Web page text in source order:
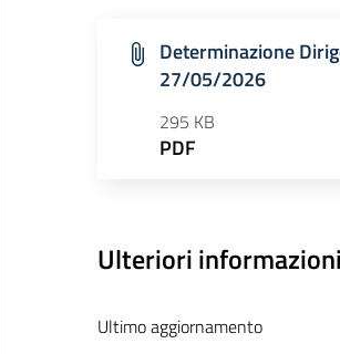
Determinazione
27/05/2026
295 KB
PDF
Ulteriori informazioni
Ultimo aggiornamento